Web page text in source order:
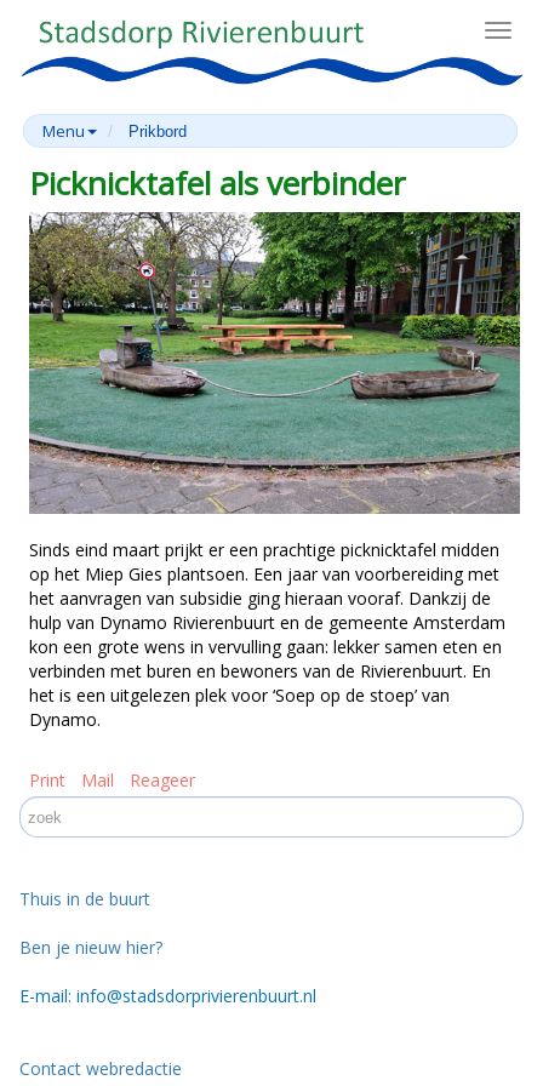
Menu Prikbord
Picknicktafel als verbinder
Sinds eind maart prijkt er een prachtige picknicktafel midden
op het Miep Gies plantsoen. Een jaar van voorbereiding met
het aanvragen van subsidie ging hieraan vooraf. Dankzij de
hulp van Dynamo Rivierenbuurt en de gemeente Amsterdam
kon een grote wens in vervulling gaan: lekker samen eten en
verbinden met buren en bewoners van de Rivierenbuurt. En
het is een uitgelezen plek voor ‘Soep op de stoep’ van
Dynamo.
Print Mail Reageer
Thuis in de buurt
Ben je nieuw hier?
E-mail: info@stadsdorprivierenbuurt.nl
Contact webredactie